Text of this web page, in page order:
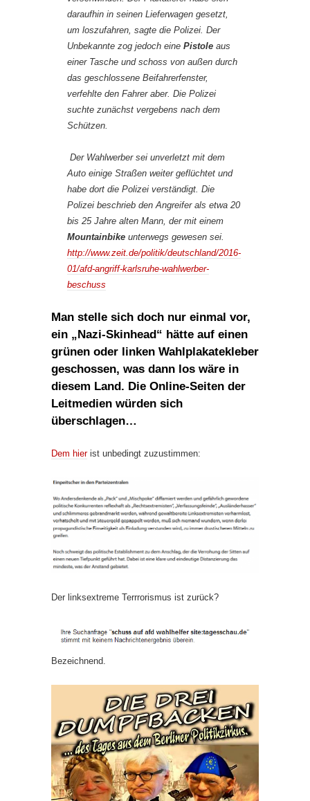
daraufhin in seinen Lieferwagen gesetzt,
um loszufahren, sagte die Polizei. Der
Unbekannte zog jedoch eine Pistole aus
einer Tasche und schoss von außen durch
das geschlossene Beifahrerfenster,
verfehlte den Fahrer aber. Die Polizei
suchte zunächst vergebens nach dem
Schützen.
Der Wahlwerber sei unverletzt mit dem
Auto einige Straßen weiter geflüchtet und
habe dort die Polizei verständigt. Die
Polizei beschrieb den Angreifer als etwa 20
bis 25 Jahre alten Mann, der mit einem
Mountainbike unterwegs gewesen sei.
http://www.zeit.de/politik/deutschland/2016-
01/afd-angriff-karlsruhe-wahlwerber-
beschuss
Man stelle sich doch nur einmal vor,
ein „Nazi-Skinhead“ hätte auf einen
grünen oder linken Wahlplakatekleber
geschossen, was dann los wäre in
diesem Land. Die Online-Seiten der
Leitmedien würden sich
überschlagen…
Dem hierist unbedingt zuzustimmen:
Der linksextreme Terrrorismus ist zurück?
Bezeichnend.